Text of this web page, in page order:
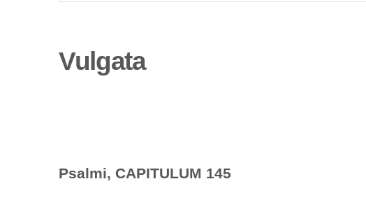
Vulgata
Psalmi, CAPITULUM 145